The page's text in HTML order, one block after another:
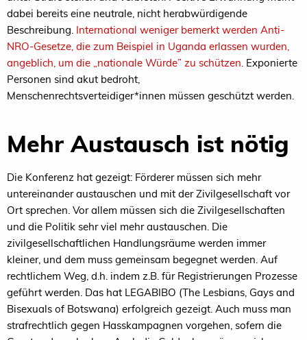
dabei bereits eine neutrale, nicht herabwürdigende
Beschreibung. International weniger bemerkt werden Anti-
NRO-Gesetze, die zum Beispiel in Uganda erlassen wurden,
angeblich, um die „nationale Würde” zu schützen. Exponierte
Personen sind akut bedroht,
Menschenrechtsverteidiger*innen müssen geschützt werden.
Mehr Austausch ist nötig
Die Konferenz hat gezeigt: Förderer müssen sich mehr
untereinander austauschen und mit der Zivilgesellschaft vor
Ort sprechen. Vor allem müssen sich die Zivilgesellschaften
und die Politik sehr viel mehr austauschen. Die
zivilgesellschaftlichen Handlungsräume werden immer
kleiner, und dem muss gemeinsam begegnet werden. Auf
rechtlichem Weg, d.h. indem z.B. für Registrierungen Prozesse
geführt werden. Das hat LEGABIBO (The Lesbians, Gays and
Bisexuals of Botswana) erfolgreich gezeigt. Auch muss man
strafrechtlich gegen Hasskampagnen vorgehen, sofern die